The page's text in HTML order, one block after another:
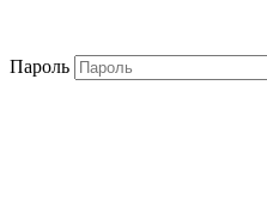
Пароль